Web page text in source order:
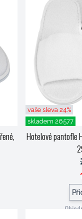
vaše sleva 24%
skladem 26577
Hotelové pantofle